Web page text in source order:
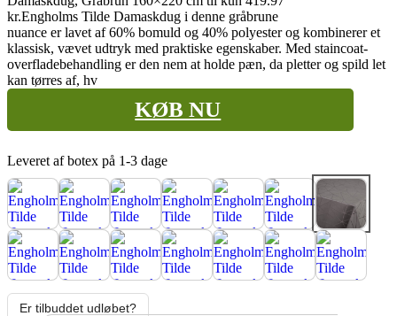
var:
699,95 kr..
er:
419,97 kr..
kr.Engholms Tilde Damaskdug i denne gråbrune
nuance er lavet af 60% bomuld og 40% polyester og kombinerer et
klassisk, vævet udtryk med praktiske egenskaber. Med staincoat-
overfladebehandling er den nem at holde pæn, da pletter og spild let
kan tørres af, hv
KØB NU
Leveret af botex på 1-3 dage
Er tilbuddet udløbet?